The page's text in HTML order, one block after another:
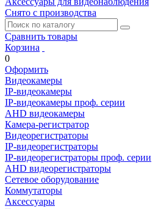
Снято с производства
Сравнить товары
Корзина
0
Оформить
Видеокамеры
IP-видеокамеры
IP-видеокамеры проф. серии
AHD видеокамеры
Камера-регистратор
Видеорегистраторы
IP-видеорегистраторы
IP-видеорегистраторы проф. серии
AHD видеорегистраторы
Сетевое оборудование
Коммутаторы
Аксессуары